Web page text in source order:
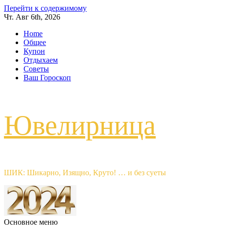
Перейти к содержимому
Чт. Авг 6th, 2026
Home
Общее
Купон
Отдыхаем
Советы
Ваш Гороскоп
Ювелирница
ШИК: Шикарно, Изящно, Круто! … и без суеты
Основное меню